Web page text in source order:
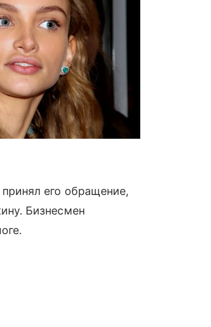
его обращение,
Бизнесмен